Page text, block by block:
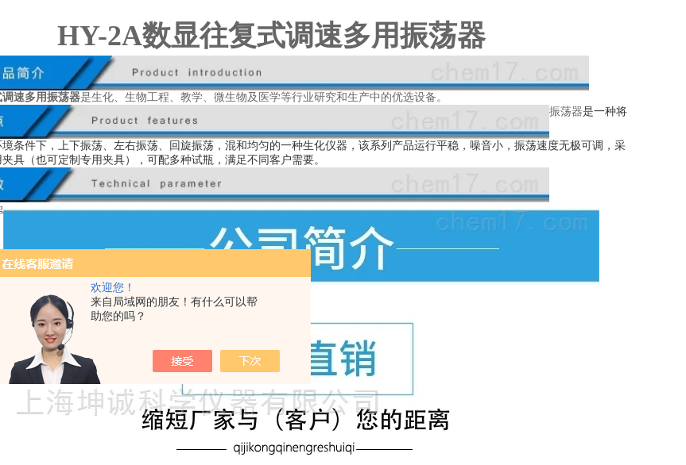
欢迎您！
来自局域网的朋友！有什么可以帮
助您的吗？
HY-2A数显往复式调速多用振荡器
速多用振荡器是生化、生物工程、教学、微生物及医学等行业研究和生产中的优选设备。
振荡器是一种将
条件下，上下振荡、左右振荡、回旋振荡，混和均匀的一种生化仪器，该系列产品运行平稳，噪音小，振荡速度无极可调，采
具（也可定制专用夹具），可配多种试瓶，满足不同客户需要。